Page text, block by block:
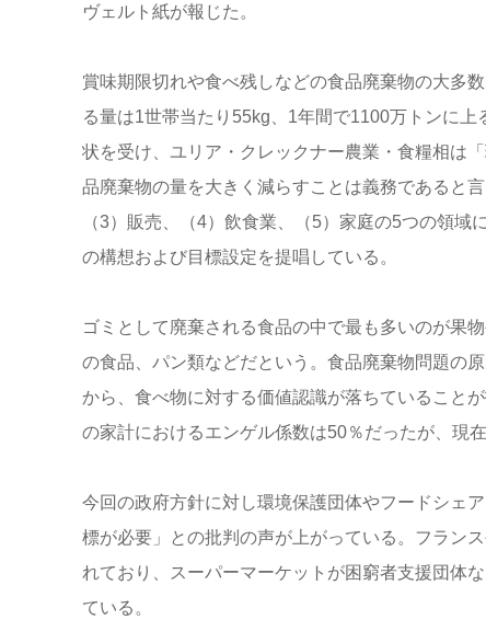
ヴェルト紙が報じた。
賞味期限切れや食べ残しなどの食品廃棄物の大多
る量は1世帯当たり55kg、1年間で1100万トンに
状を受け、ユリア・クレックナー農業・食糧相は
品廃棄物の量を大きく減らすことは義務であると
（3）販売、（4）飲食業、（5）家庭の5つの領
の構想および目標設定を提唱している。
ゴミとして廃棄される食品の中で最も多いのが果
の食品、パン類などだという。食品廃棄物問題の
から、食べ物に対する価値認識が落ちていること
の家計におけるエンゲル係数は50％だったが、現
今回の政府方針に対し環境保護団体やフードシェ
標が必要」との批判の声が上がっている。フラン
れており、スーパーマーケットが困窮者支援団体
ている。